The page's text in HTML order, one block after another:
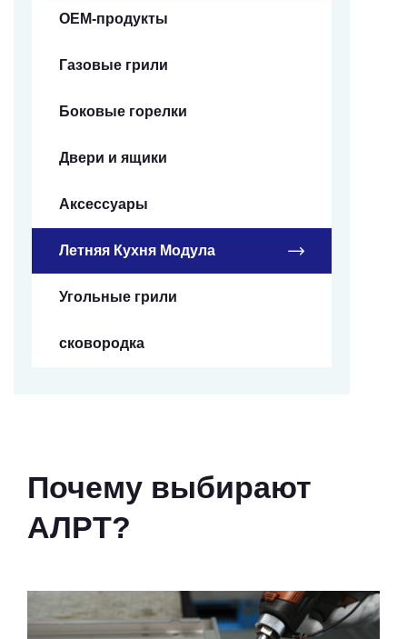
OEM-продукты
Газовые грили
Боковые горелки
Двери и ящики
Аксессуары
Летняя Кухня Модула
Угольные грили
сковородка
Почему выбирают
АЛРТ?